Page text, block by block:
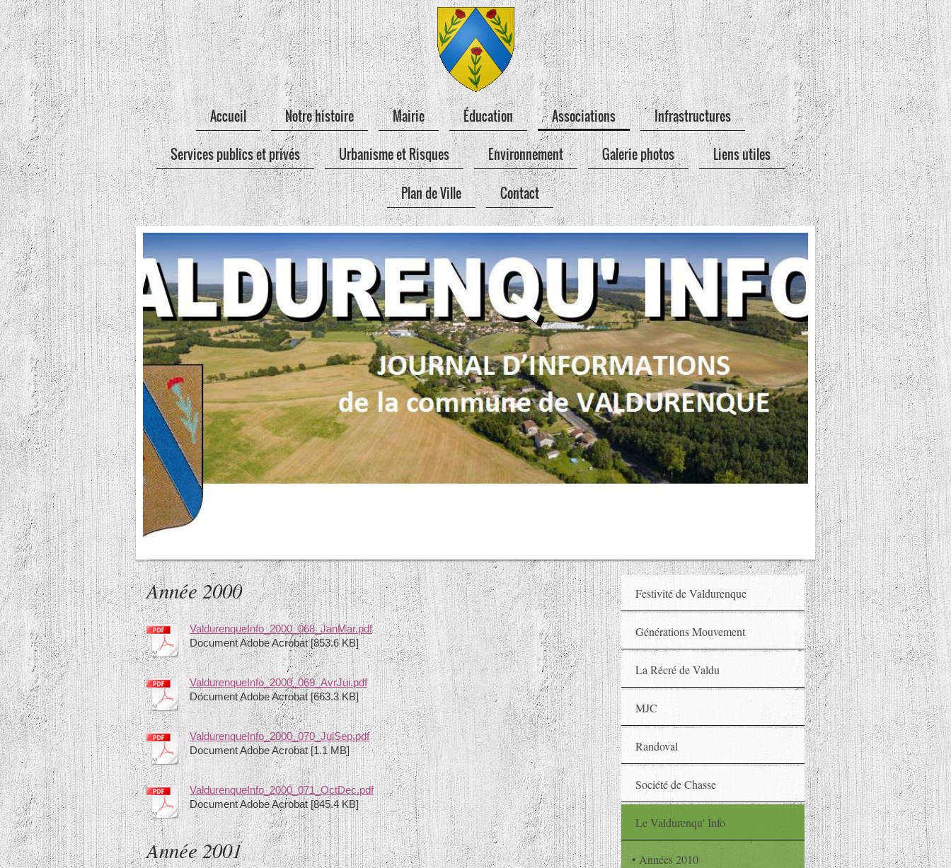
Accueil Notre histoire Mairie Éducation Associations Infrastructures
Services publics et privés Urbanisme et Risques Environnement Galerie photos Liens utiles
Plan de Ville Contact
Année 2000
ValdurenqueInfo_2000_068_JanMar.pdf
Document Adobe Acrobat [853.6 KB]
ValdurenqueInfo_2000_069_AvrJui.pdf
Document Adobe Acrobat [663.3 KB]
ValdurenqueInfo_2000_070_JulSep.pdf
Document Adobe Acrobat [1.1 MB]
ValdurenqueInfo_2000_071_OctDec.pdf
Document Adobe Acrobat [845.4 KB]
Année 2001
Festivité de Valdurenque
Générations Mouvement
La Récré de Valdu
MJC
Randoval
Société de Chasse
Le Valdurenqu' Info
Années 2010